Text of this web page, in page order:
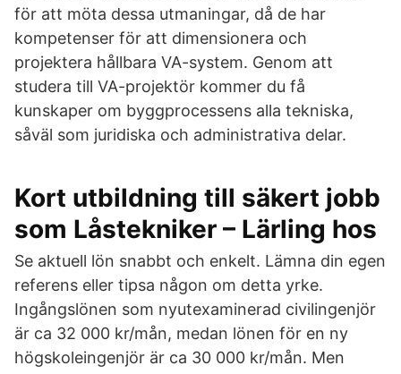
för att möta dessa utmaningar, då de har
kompetenser för att dimensionera och
projektera hållbara VA-system. Genom att
studera till VA-projektör kommer du få
kunskaper om byggprocessens alla tekniska,
såväl som juridiska och administrativa delar.
Kort utbildning till säkert jobb
som Låstekniker – Lärling hos
Se aktuell lön snabbt och enkelt. Lämna din egen
referens eller tipsa någon om detta yrke.
Ingångslönen som nyutexaminerad civilingenjör
är ca 32 000 kr/mån, medan lönen för en ny
högskoleingenjör är ca 30 000 kr/mån. Men